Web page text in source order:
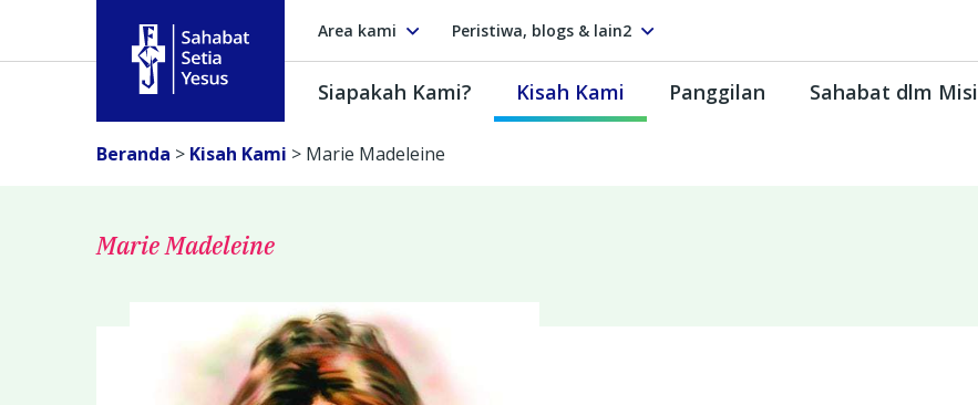
Area kami Peristiwa, blogs & lain2
Siapakah Kami? Kisah Kami Panggilan Sahabat dlm Misi
Beranda > Kisah Kami > Marie Madeleine
Marie Madeleine